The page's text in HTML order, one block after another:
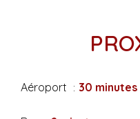
Aéroport 30 minutes